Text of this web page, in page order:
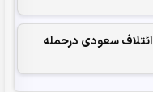
از هلاکت 58 مزدور ائتلاف سعودی درحمله